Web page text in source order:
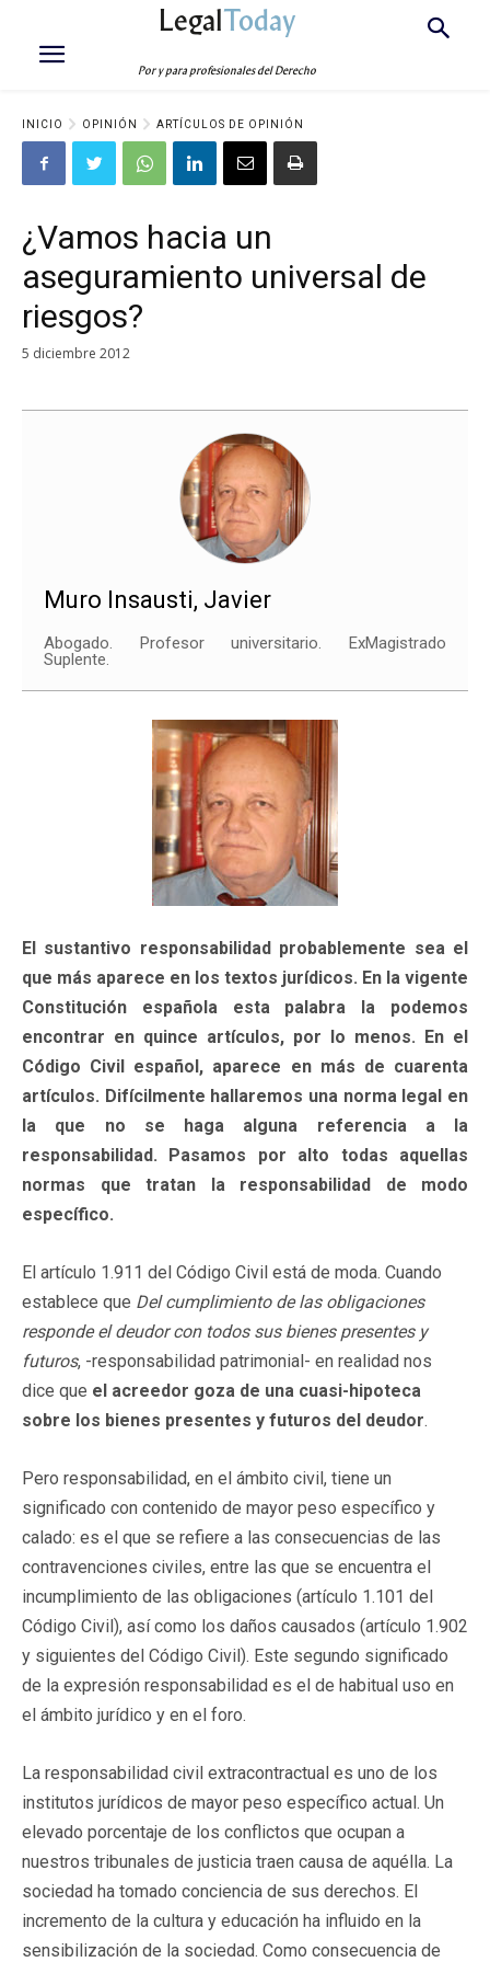
LegalToday
Por y para profesionales del Derecho
INICIO OPINIÓN ARTÍCULOS DE OPINIÓN
¿Vamos hacia un
aseguramiento universal de
riesgos?
5 diciembre 2012
Muro Insausti, Javier
Abogado. Profesor universitario. ExMagistrado
Suplente.
El sustantivo responsabilidad probablemente sea el
que más aparece en los textos jurídicos. En la vigente
Constitución española esta palabra la podemos
encontrar en quince artículos, por lo menos. En el
Código Civil español, aparece en más de cuarenta
artículos. Difícilmente hallaremos una norma legal en
la que no se haga alguna referencia a la
responsabilidad. Pasamos por alto todas aquellas
normas que tratan la responsabilidad de modo
específico.
El artículo 1.911 del Código Civil está de moda. Cuando
establece que Del cumplimiento de las obligaciones
responde el deudor con todos sus bienes presentes y
futuros, -responsabilidad patrimonial- en realidad nos
dice que el acreedor goza de una cuasi-hipoteca
sobre los bienes presentes y futuros del deudor.
Pero responsabilidad, en el ámbito civil, tiene un
significado con contenido de mayor peso específico y
calado: es el que se refiere a las consecuencias de las
contravenciones civiles, entre las que se encuentra el
incumplimiento de las obligaciones (artículo 1.101 del
Código Civil), así como los daños causados (artículo 1.902
y siguientes del Código Civil). Este segundo significado
de la expresión responsabilidad es el de habitual uso en
el ámbito jurídico y en el foro.
La responsabilidad civil extracontractual es uno de los
institutos jurídicos de mayor peso específico actual. Un
elevado porcentaje de los conflictos que ocupan a
nuestros tribunales de justicia traen causa de aquélla. La
sociedad ha tomado conciencia de sus derechos. El
incremento de la cultura y educación ha influido en la
sensibilización de la sociedad. Como consecuencia de